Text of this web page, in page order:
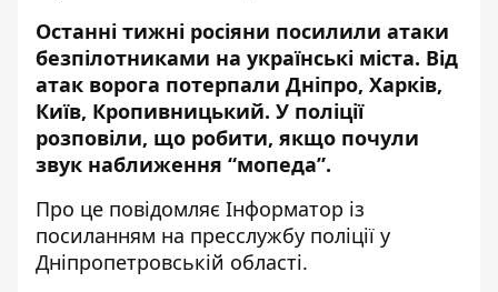
Останні тижні росіяни посилили атаки
безпілотниками на українські міста. Від
атак ворога потерпали Дніпро, Харків,
Київ, Кропивницький. У поліції
розповіли, що робити, якщо почули
звук наближення “мопеда”.
Про це повідомляє Інформатор із
посиланням на пресслужбу поліції у
Дніпропетровській області.